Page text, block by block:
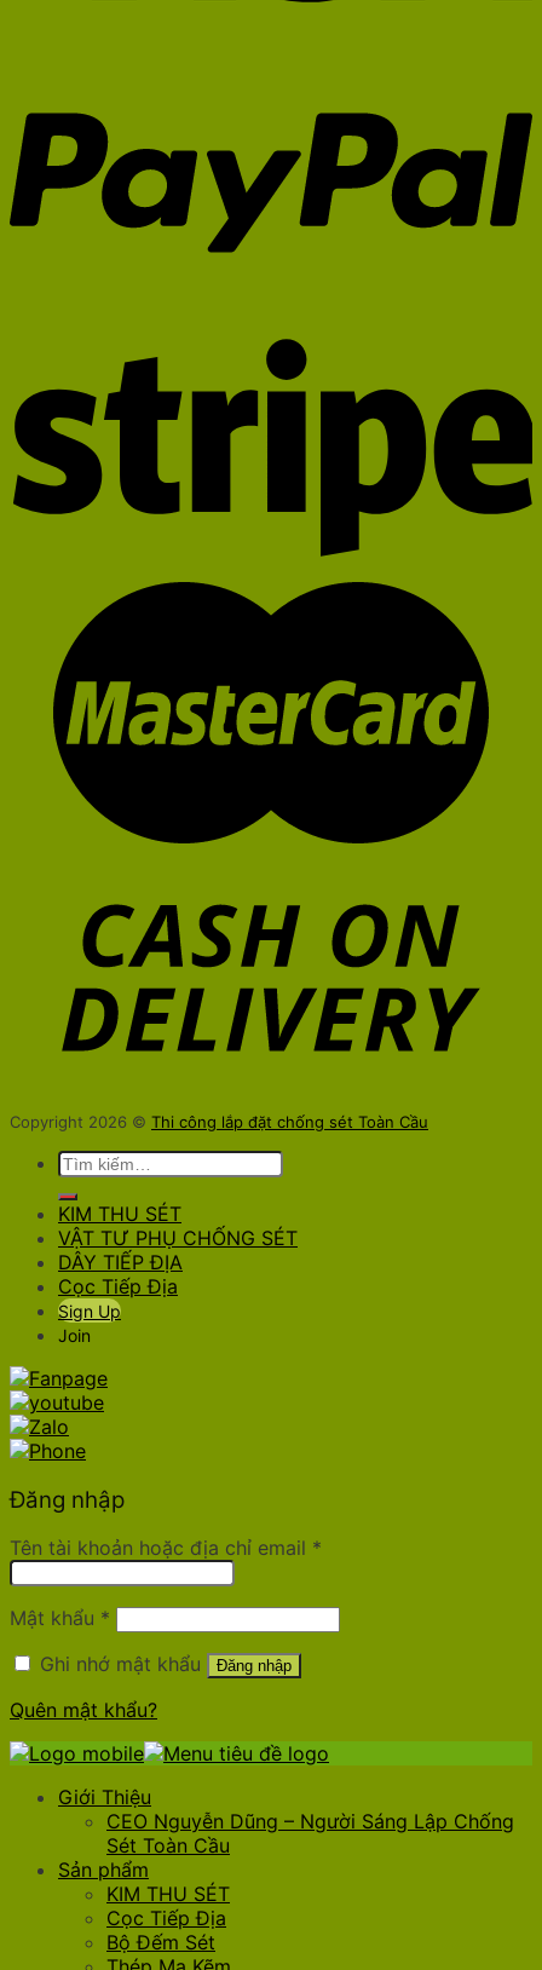
Copyright 2026 © Thi công lắp đặt chống sét Toàn Cầu
Tìm
KIM THU SÉT
VẬT TƯ PHỤ CHỐNG SÉT
DÂY TIẾP ĐỊA
Cọc Tiếp Địa
Sign Up
Join
Đăng nhập
Tên tài khoản hoặc địa chỉ email *
Mật khẩu *
Ghi nhớ mật khẩu
Đăng nhập
Quên mật khẩu?
Giới Thiệu
CEO Nguyễn Dũng – Người Sáng Lập Chống
Sét Toàn Cầu
Sản phẩm
KIM THU SÉT
Cọc Tiếp Địa
Bộ Đếm Sét